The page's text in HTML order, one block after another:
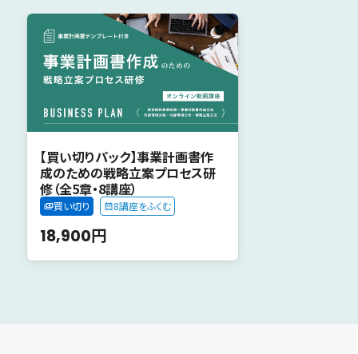
【買い切りパック】事業計画書作
成のための戦略立案プロセス研
修（全5章・8講座）
買い切り 8講座をふくむ
18,900円